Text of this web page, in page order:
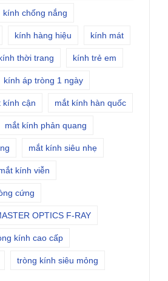
kính chống nắng
kính hàng hiệu kính mát
thời trang kính trẻ em
kính áp tròng 1 ngày
kính cận mắt kính hàn quốc
mắt kính phản quang
mắt kính siêu nhẹ
kính viễn
cứng
OPTICS F-RAY
kính cao cấp
tròng kính siêu mỏng